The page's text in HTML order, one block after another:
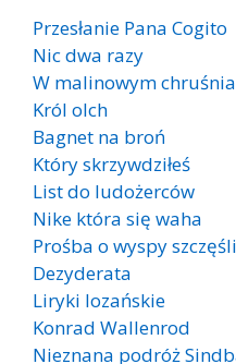
Przesłanie Pana Cogito
Nic dwa razy
W malinowym
Król olch
Bagnet na broń
Który skrzywdziłeś
List do ludożerców
Nike która się waha
Prośba o wyspy
Dezyderata
Liryki lozańskie
Konrad Wallenrod
Nieznana podróż